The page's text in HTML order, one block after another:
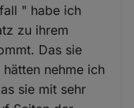
" habe ich
zu ihrem
Das sie
nehme ich
sie mit sehr